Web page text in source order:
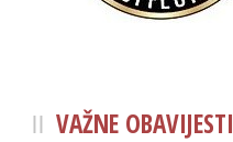
VAŽNE OBAVIJESTI